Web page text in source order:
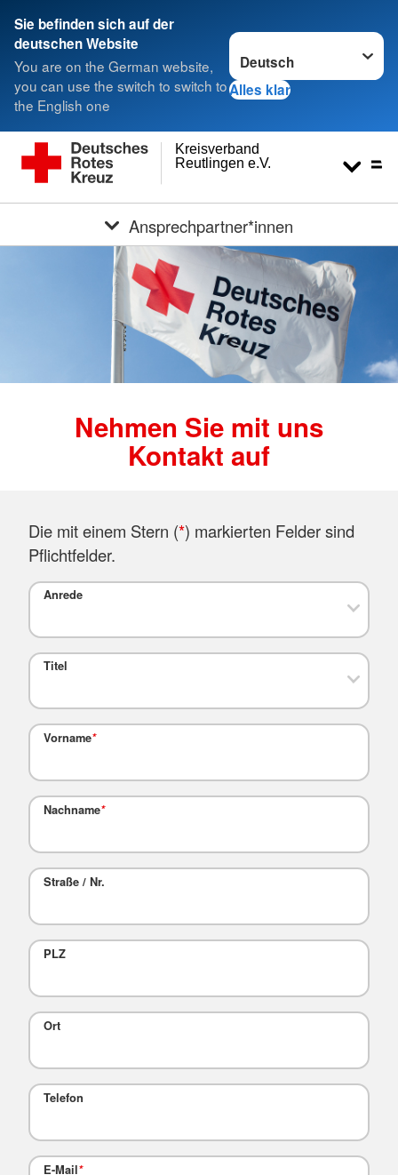
Sie befinden sich auf der
deutschen Website
You are on the German website,
you can use the switch to switch to
the English one
Sprache wechseln zu
Alles klar
Reutlingen e.V.
Kreisverband
Ansprechpartner*innen
Nehmen Sie mit uns
Kontakt auf
Die mit einem Stern (*) markierten Felder sind
Pflichtfelder.
Anrede
Titel
Vorname*
Nachname*
Straße / Nr.
PLZ
Ort
Telefon
E-Mail*